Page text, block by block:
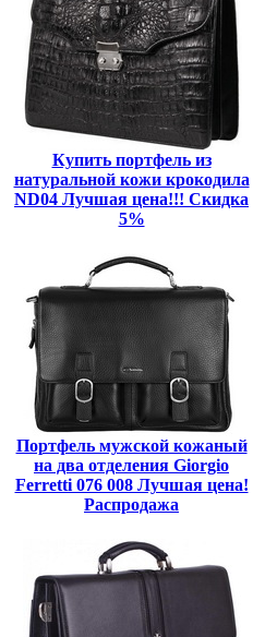
Купить портфель из
натуральной кожи крокодила
ND04 Лучшая цена!!! Скидка
5%
Портфель мужской кожаный
на два отделения Giorgio
Ferretti 076 008 Лучшая цена!
Распродажа